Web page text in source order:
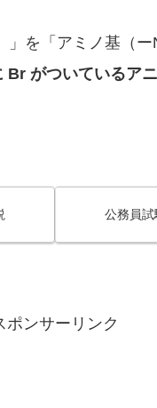
」を「アミノ基（ー
Br がついているア
公務員
ポンサーリンク